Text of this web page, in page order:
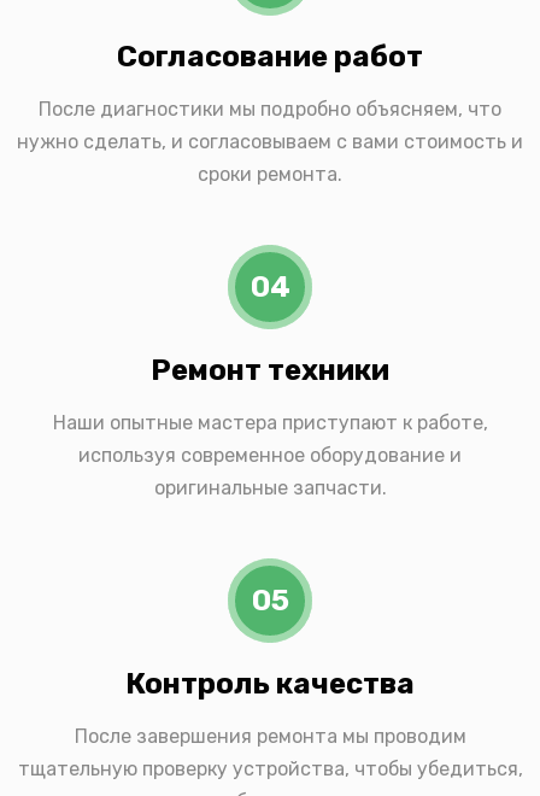
Согласование работ
После диагностики мы подробно объясняем, что
нужно сделать, и согласовываем с вами стоимость и
сроки ремонта.
04
Ремонт техники
Наши опытные мастера приступают к работе,
используя современное оборудование и
оригинальные запчасти.
05
Контроль качества
После завершения ремонта мы проводим
тщательную проверку устройства, чтобы убедиться,